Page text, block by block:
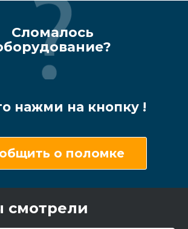
Сломалось
нажми на кнопку !
о поломке
смотрели